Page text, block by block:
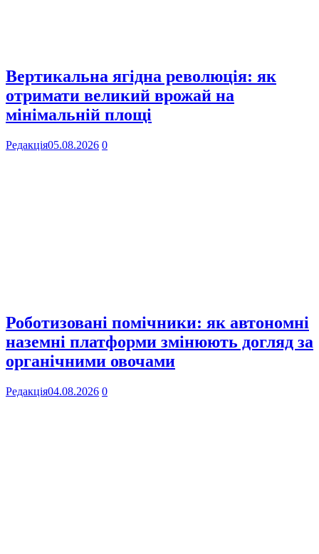
Вертикальна ягідна революція: як
отримати великий врожай на
мінімальній площі
Редакція05.08.2026 0
Роботизовані помічники: як автономні
наземні платформи змінюють догляд за
органічними овочами
Редакція04.08.2026 0